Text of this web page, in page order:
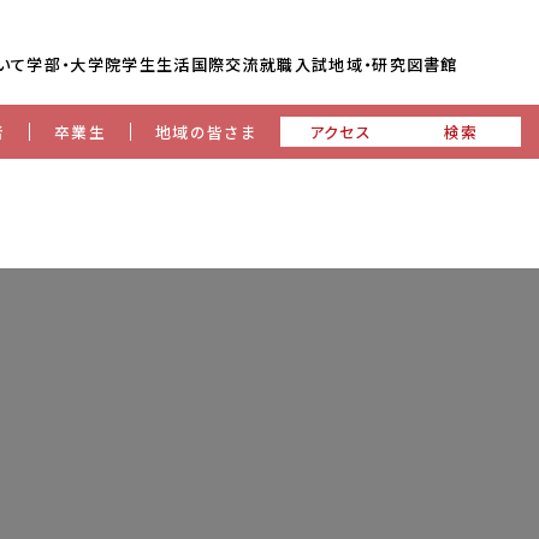
て学部・大学院学生生活国際交流就職入試地域・研究図書館
卒業生 地域の皆さま アクセス 検索